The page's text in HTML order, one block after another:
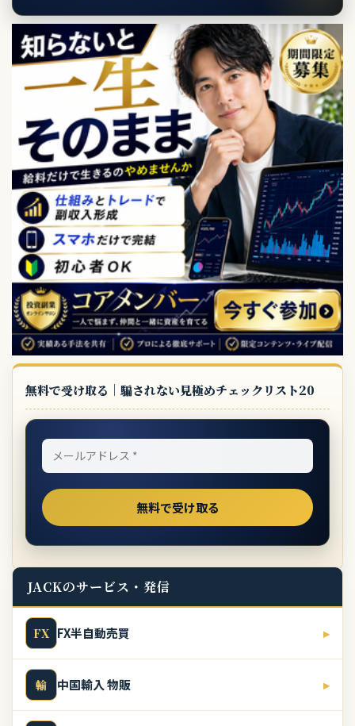
無料で受け取る｜騙されない見極めチェックリスト20
JACKのサービス・発信
FX FX半自動売買 ▸
輸 中国輸入 物販 ▸